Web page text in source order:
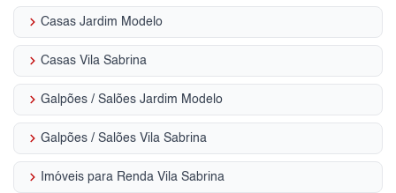
keyboard_arrow_right Casas Jardim Modelo
keyboard_arrow_right Casas Vila Sabrina
keyboard_arrow_right Galpões / Salões Jardim Modelo
keyboard_arrow_right Galpões / Salões Vila Sabrina
keyboard_arrow_right Imóveis para Renda Vila Sabrina